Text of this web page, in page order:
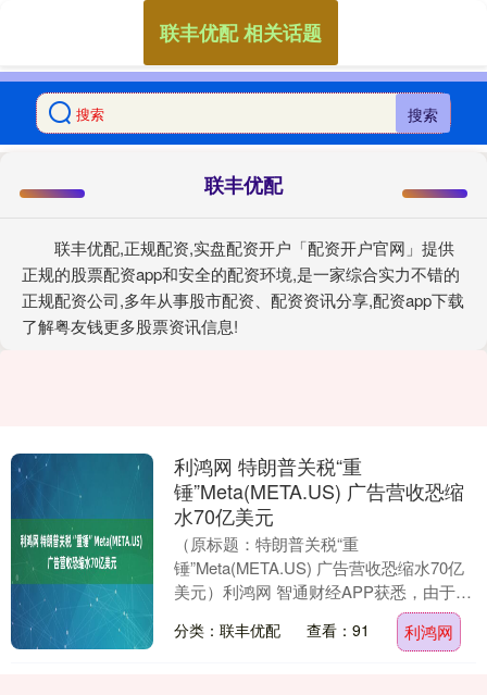
搜索
联丰优配
联丰优配,正规配资,实盘配资开户「配资开户官网」提供
正规的股票配资app和安全的配资环境,是一家综合实力不错的
正规配资公司,多年从事股市配资、配资资讯分享,配资app下载
了解粤友钱更多股票资讯信息!
联丰优配 相关话题
利鸿网 特朗普关税“重
锤”Meta(META.US) 广告营收恐缩
水70亿美元
（原标题：特朗普关税“重
锤”Meta(META.US) 广告营收恐缩水70亿
美元）利鸿网 智通财经APP获悉，由于美
国总统唐纳德·特朗普对中国征收的严厉关
税影响....
分类：联丰优配 查看：91 利鸿网